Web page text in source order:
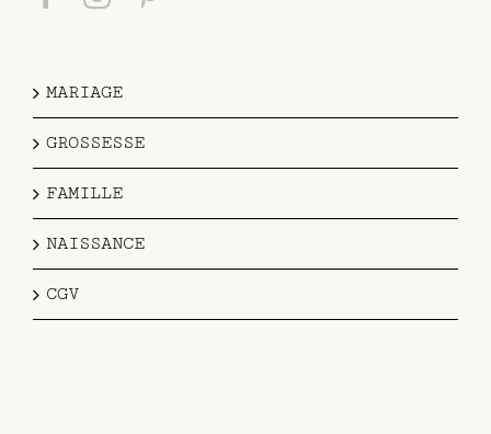
MARIAGE
GROSSESSE
FAMILLE
NAISSANCE
CGV